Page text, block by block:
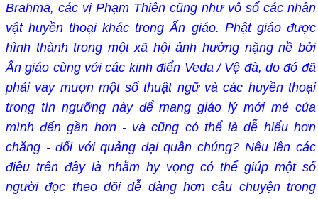
Brahmā, các vị Phạm Thiên cũng như vô số các nhân
vật huyền thoại khác trong Ấn giáo. Phật giáo được
hình thành trong một xã hội ảnh hưởng nặng nề bởi
Ấn giáo cùng với các kinh điển Veda / Vệ đà, do đó đã
phải vay mượn một số thuật ngữ và các huyền thoại
trong tín ngưỡng này để mang giáo lý mới mẻ của
mình đến gần hơn - và cũng có thể là dễ hiểu hơn
chăng - đối với quảng đại quần chúng? Nêu lên các
điều trên đây là nhằm hy vọng có thể giúp một số
người đọc theo dõi dễ dàng hơn câu chuyện trong